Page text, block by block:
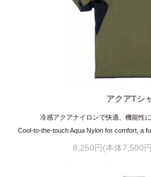
アクアTシ
冷感アクアナイロンで快適、機能性
Cool-to-the-touch Aqua Nylon for comfort, a
8,250円(本体7,500